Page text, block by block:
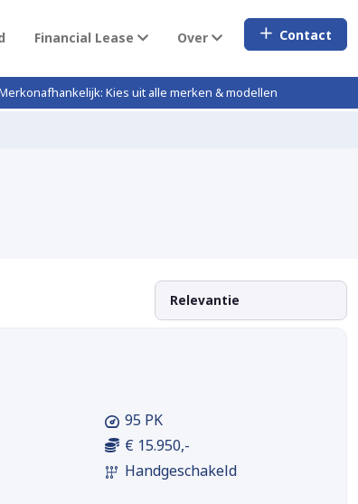
Financial Lease Over Contact
Kies uit alle merken & modellen
95 PK
€ 15.950,-
Handgeschakeld